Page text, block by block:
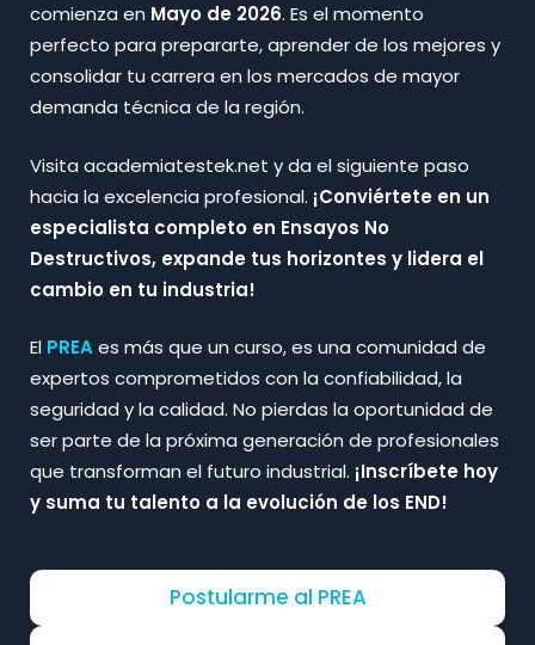
comienza en Mayo de 2026. Es el momento
perfecto para prepararte, aprender de los mejores y
consolidar tu carrera en los mercados de mayor
demanda técnica de la región.​
Visita academiatestek.net y da el siguiente paso
hacia la excelencia profesional. ¡Conviértete en un
especialista completo en Ensayos No
Destructivos, expande tus horizontes y lidera el
cambio en tu industria!​
El PREAes más que un curso, es una comunidad de
expertos comprometidos con la confiabilidad, la
seguridad y la calidad. No pierdas la oportunidad de
ser parte de la próxima generación de profesionales
que transforman el futuro industrial. ¡Inscríbete hoy
y suma tu talento a la evolución de los END!
Postularme al PREA